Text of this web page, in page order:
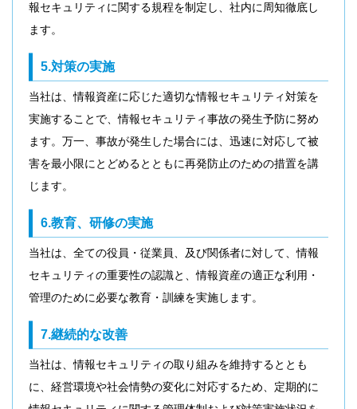
報セキュリティに関する規程を制定し、社内に周知徹底し
ます。
5.対策の実施
当社は、情報資産に応じた適切な情報セキュリティ対策を
実施することで、情報セキュリティ事故の発生予防に努め
ます。万一、事故が発生した場合には、迅速に対応して被
害を最小限にとどめるとともに再発防止のための措置を講
じます。
6.教育、研修の実施
当社は、全ての役員・従業員、及び関係者に対して、情報
セキュリティの重要性の認識と、情報資産の適正な利用・
管理のために必要な教育・訓練を実施します。
7.継続的な改善
当社は、情報セキュリティの取り組みを維持するととも
に、経営環境や社会情勢の変化に対応するため、定期的に